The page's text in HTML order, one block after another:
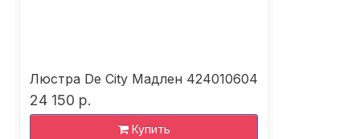
Люстра De City Мадлен 424010604
24 150 р.
Купить